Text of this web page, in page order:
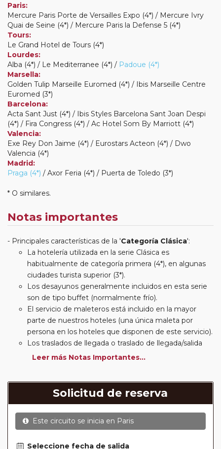
Paris:
Mercure Paris Porte de Versailles Expo (4*) / Mercure Ivry
Quai de Seine (4*) / Mercure Paris la Defense 5 (4*)
Tours:
Le Grand Hotel de Tours (4*)
Lourdes:
Alba (4*) / Le Mediterranee (4*) / Padoue (4*)
Marsella:
Golden Tulip Marseille Euromed (4*) / Ibis Marseille Centre
Euromed (3*)
Barcelona:
Acta Sant Just (4*) / Ibis Styles Barcelona Sant Joan Despi
(4*) / Fira Congress (4*) / Ac Hotel Som By Marriott (4*)
Valencia:
Exe Rey Don Jaime (4*) / Eurostars Acteon (4*) / Dwo
Valencia (4*)
Madrid:
Praga (4*) / Axor Feria (4*) / Puerta de Toledo (3*)
* O similares.
Notas importantes
Principales características de la 'Categoría Clásica':
La hotelería utilizada en la serie Clásica es
habitualmente de categoría primera (4*), en algunas
ciudades turista superior (3*).
Los desayunos generalmente incluidos en esta serie
son de tipo buffet (normalmente frío).
El servicio de maleteros está incluido en la mayor
parte de nuestros hoteles (una única maleta por
persona en los hoteles que disponen de este servicio).
Los traslados de llegada o traslado de llegada/salida
estarán incluidos según itinerario.
suplemento de media pensión (incluirá un número de
almuerzos o cenas señalado en su itinerario).
En muchos itinerarios le incluimos algunas cenas. En
circuitos clásicos Europeos normalmente las entradas
mientras que en viajes regionales y otros viajes
Leer más Notas Importantes...
Solicitud de reserva
Este circuito se inicia en Paris
Seleccione fecha de salida